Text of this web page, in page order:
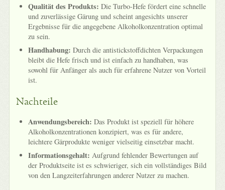
Qualität des Produkts: Die Turbo-Hefe fördert eine schnelle
und zuverlässige Gärung und scheint angesichts unserer
Ergebnisse für die angegebene Alkoholkonzentration optimal
zu sein.
Handhabung: Durch die antistickstoffdichten Verpackungen
bleibt die Hefe frisch und ist einfach zu handhaben, was
sowohl für Anfänger als auch für erfahrene Nutzer von Vorteil
ist.
Nachteile
Anwendungsbereich: Das Produkt ist speziell für höhere
Alkoholkonzentrationen konzipiert, was es für andere,
leichtere Gärprodukte weniger vielseitig einsetzbar macht.
Informationsgehalt: Aufgrund fehlender Bewertungen auf
der Produktseite ist es schwieriger, sich ein vollständiges Bild
von den Langzeiterfahrungen anderer Nutzer zu machen.